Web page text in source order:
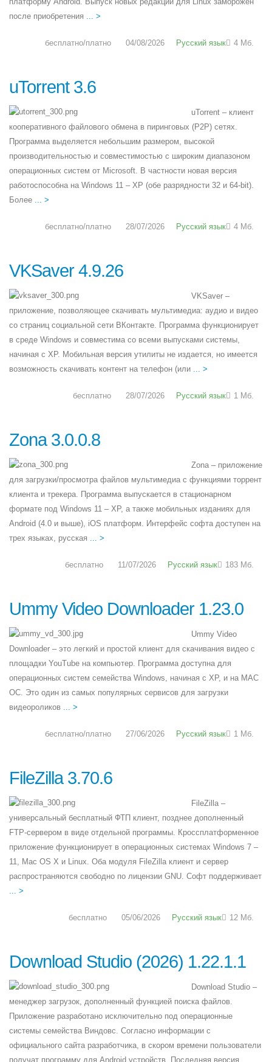
после приобретения ... >
бесплатно/платно 04/08/2026 Русский язык 4 Мб.
uTorrent 3.6
uTorrent – клиент
кооперативного файлового обмена в пиринговых (P2P) сетях.
Программа выделяется небольшим размером, высокой
производительностью и совместимостью с широким диапазоном
операционных систем от Microsoft. В частности новая версия
работоспособна на Windows 11 – XP (обе разрядности 32 и 64-bit).
Более ... >
бесплатно/платно 28/07/2026 Русский язык 4 Мб.
VKSaver 4.9.26
VKSaver –
приложение, позволяющее скачивать мультимедиа: аудио и видео
со страниц социальной сети ВКонтакте. Программа функционирует
в среде Windows и совместима со всеми выпусками системы,
начиная с XP. Мобильная версия утилиты не издается, но имеется
возможность скачивать контент на телефон (или ... >
бесплатно 28/07/2026 Русский язык 1 Мб.
Zona 3.0.0.8
Zona – приложение
для загрузки/просмотра файлов мультимедиа с функциями торрент
клиента и трекера. Программа выпускается в стационарном
формате под Windows 11 – XP, а также мобильных изданиях для
Android (4.0 и выше), iOS платформ. Интерфейс софта доступен на
трех языках, русская ... >
бесплатно 11/07/2026 Русский язык 183 Мб.
Ummy Video Downloader 1.23.0
Ummy Video
Downloader – это легкий и простой клиент для скачивания видео с
площадки YouTube на компьютер. Программа доступна для
операционных систем семейства Windows, начиная с XP, и на MAC
OC. Это один из самых популярных сервисов для загрузки
видеороликов ... >
бесплатно/платно 27/06/2026 Русский язык 1 Мб.
FileZilla 3.70.6
FileZilla –
универсальный бесплатный ФТП клиент, позднее дополненный
FTP-сервером в виде отдельной программы. Кроссплатформенное
приложение функционирует в операционных системах Windows 7 –
11, Mac OS X и Linux. Оба модуля FileZilla клиент и сервер
распространяются свободно по лицензии GNU. Софт поддерживает
... >
бесплатно 05/06/2026 Русский язык 12 Мб.
Download Studio (2026) 1.22.1.1
Download Studio –
менеджер загрузок, дополненный функцией поиска файлов.
Приложение разработано исключительно под операционные
системы семейства Виндовс. Согласно информации с
официального сайта разработчика, в скором времени пользователи
получат программу для Android устройств. Последняя версия